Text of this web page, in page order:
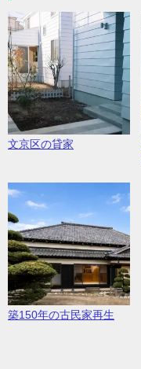
文京区の貸家
築150年の古民家再生